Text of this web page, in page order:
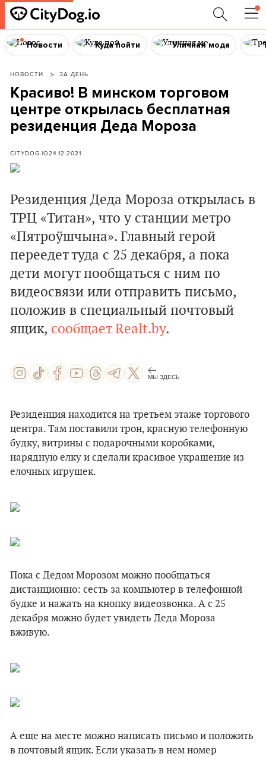
Новости Куда пойти Уличная мода
НОВОСТИ ЗА ДЕНЬ
Красиво! В минском торговом
центре открылась бесплатная
резиденция Деда Мороза
CITYDOG.IO24.12.2021
Резиденция Деда Мороза открылась в
ТРЦ «Титан», что у станции метро
«Пятроўшчына». Главный герой
переедет туда с 25 декабря, а пока
дети могут пообщаться с ним по
видеосвязи или отправить письмо,
положив в специальный почтовый
ящик, сообщает Realt.by.
МЫ ЗДЕСЬ
Резиденция находится на третьем этаже торгового
центра. Там поставили трон, красную телефонную
будку, витрины с подарочными коробками,
нарядную елку и сделали красивое украшение из
елочных игрушек.
Пока с Дедом Морозом можно пообщаться
дистанционно: сесть за компьютер в телефонной
будке и нажать на кнопку видеозвонка. А с 25
декабря можно будет увидеть Деда Мороза
вживую.
А еще на месте можно написать письмо и положить
в почтовый ящик. Если указать в нем номер